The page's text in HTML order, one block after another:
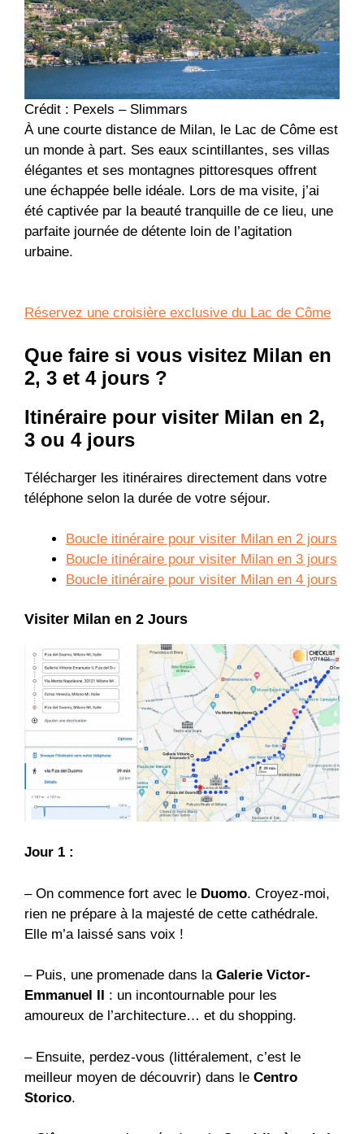
Crédit : Pexels – Slimmars
À une courte distance de Milan, le Lac de Côme est
un monde à part. Ses eaux scintillantes, ses villas
élégantes et ses montagnes pittoresques offrent
une échappée belle idéale. Lors de ma visite, j’ai
été captivée par la beauté tranquille de ce lieu, une
parfaite journée de détente loin de l’agitation
urbaine.
Réservez une croisière exclusive du Lac de Côme
Que faire si vous visitez Milan en
2, 3 et 4 jours ?
Itinéraire pour visiter Milan en 2,
3 ou 4 jours
Télécharger les itinéraires directement dans votre
téléphone selon la durée de votre séjour.
Boucle itinéraire pour visiter Milan en 2 jours
Boucle itinéraire pour visiter Milan en 3 jours
Boucle itinéraire pour visiter Milan en 4 jours
Visiter Milan en 2 Jours
Jour 1 :
– On commence fort avec le Duomo. Croyez-moi,
rien ne prépare à la majesté de cette cathédrale.
Elle m’a laissé sans voix !
– Puis, une promenade dans la Galerie Victor-
Emmanuel II
: un incontournable pour les
amoureux de l’architecture… et du shopping.
– Ensuite, perdez-vous (littéralement, c’est le
meilleur moyen de découvrir) dans le Centro
Storico.